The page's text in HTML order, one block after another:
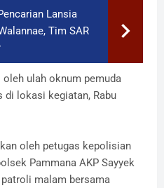
Lansia
Tim SAR
ulah oknum pemuda
di lokasi kegiatan, Rabu
oleh petugas kepolisian
Pammana AKP Sayyek
malam bersama